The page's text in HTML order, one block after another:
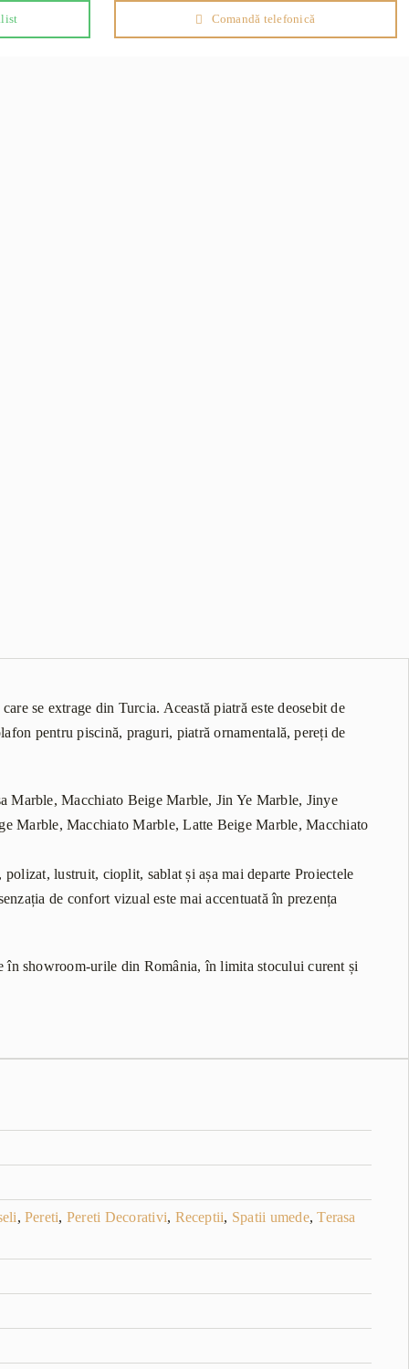
Comandă telefonică
se extrage din Turcia. Această piatră este deosebit de
pentru piscină, praguri, piatră ornamentală, pereți de
Marble, Macchiato Beige Marble, Jin Ye Marble, Jinye
Marble, Macchiato Marble, Latte Beige Marble, Macchiato
lustruit, cioplit, sablat și așa mai departe Proiectele
de confort vizual este mai accentuată în prezența
în showroom-urile din România, în limita stocului curent și
, Pereti, Pereti Decorativi, Receptii, Spatii umede,Terasa